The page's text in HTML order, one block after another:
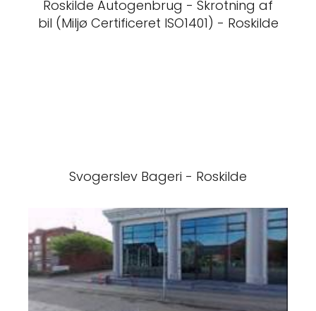
Roskilde Autogenbrug - Skrotning af
bil (Miljø Certificeret ISO1401) - Roskilde
Svogerslev Bageri - Roskilde